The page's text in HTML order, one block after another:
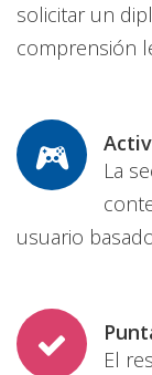
solicitar un
comprensión
La
usuario
El